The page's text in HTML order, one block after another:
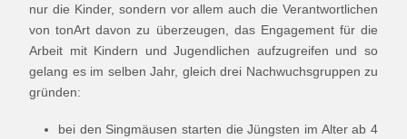
nur die Kinder, sondern vor allem auch die Verantwortlichen
von tonArt davon zu überzeugen, das Engagement für die
Arbeit mit Kindern und Jugendlichen aufzugreifen und so
gelang es im selben Jahr, gleich drei Nachwuchsgruppen zu
gründen:
bei den Singmäusen starten die Jüngsten im Alter ab 4